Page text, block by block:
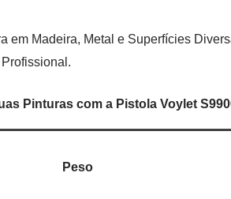
em Madeira, Metal e Superfícies
Pinturas com a Pistola Voylet
Peso